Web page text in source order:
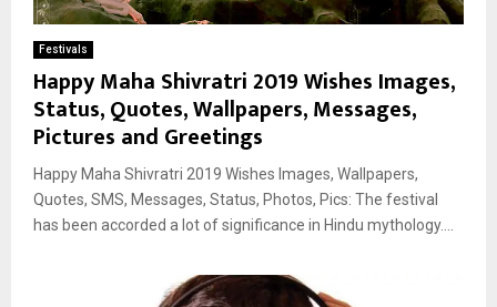
Festivals
Happy Maha Shivratri 2019 Wishes Images,
Status, Quotes, Wallpapers, Messages,
Pictures and Greetings
Happy Maha Shivratri 2019 Wishes Images, Wallpapers,
Quotes, SMS, Messages, Status, Photos, Pics: The festival
has been accorded a lot of significance in Hindu mythology....